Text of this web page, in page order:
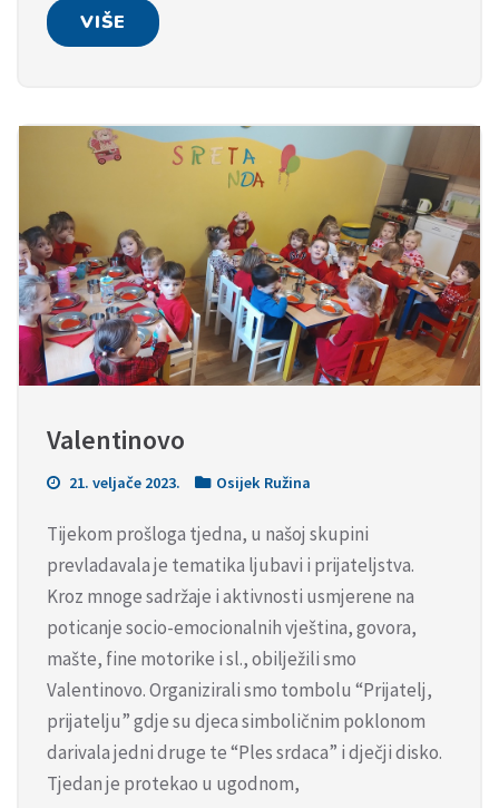
VIŠE
Valentinovo
21. veljače 2023. Osijek Ružina
Tijekom prošloga tjedna, u našoj skupini
prevladavala je tematika ljubavi i prijateljstva.
Kroz mnoge sadržaje i aktivnosti usmjerene na
poticanje socio-emocionalnih vještina, govora,
mašte, fine motorike i sl., obilježili smo
Valentinovo. Organizirali smo tombolu “Prijatelj,
prijatelju” gdje su djeca simboličnim poklonom
darivala jedni druge te “Ples srdaca” i dječji disko.
Tjedan je protekao u ugodnom,